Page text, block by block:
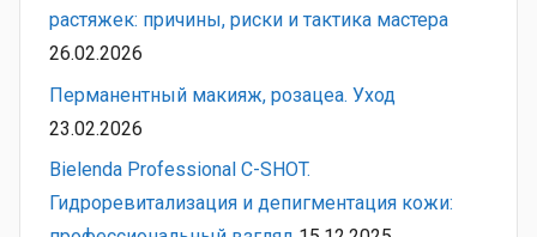
растяжек: причины, риски и тактика мастера
26.02.2026
Перманентный макияж, розацеа. Уход
23.02.2026
Bielenda Professional C-SHOT.
Гидроревитализация и депигментация кожи: